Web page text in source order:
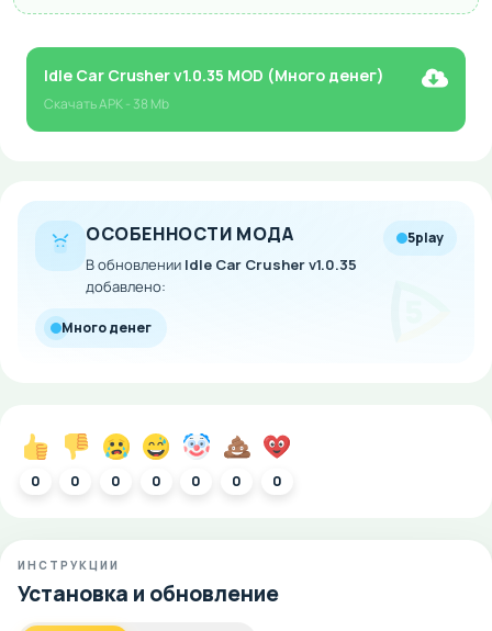
Idle Car Crusher v1.0.35 MOD (Много денег)
СкачатьAPK- 38 Mb
ОСОБЕННОСТИ МОДА
В обновлении Idle Car Crusher v1.0.35
добавлено:
5play
Много денег
0 0 0 0 0 0 0
ИНСТРУКЦИИ
Установка и обновление